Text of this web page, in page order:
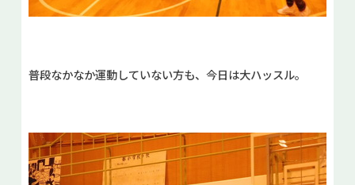
普段なかなか運動していない方も、今日は大ハッスル。